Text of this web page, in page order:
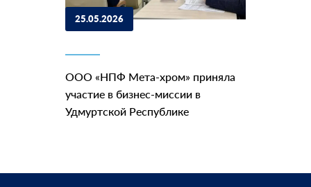
25.05.2026
ООО «НПФ Мета-хром» приняла
участие в бизнес-миссии в
Удмуртской Республике